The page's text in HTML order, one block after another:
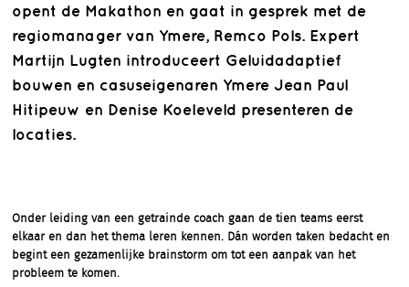
opent de Makathon en gaat in gesprek met de
regiomanager van Ymere, Remco Pols. Expert
Martijn Lugten introduceert Geluidadaptief
bouwen en casuseigenaren Ymere Jean Paul
Hitipeuw en Denise Koeleveld presenteren de
locaties.
Onder leiding van een getrainde coach gaan de tien teams eerst
elkaar en dan het thema leren kennen. Dán worden taken bedacht en
begint een gezamenlijke brainstorm om tot een aanpak van het
probleem te komen.